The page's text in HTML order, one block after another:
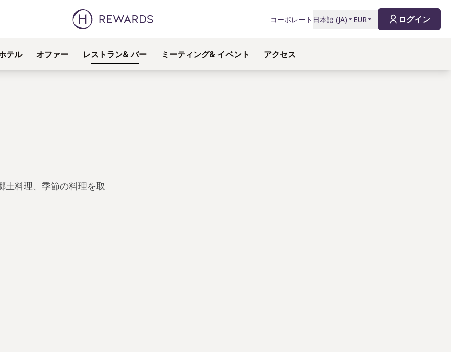
コーポレート 日本語 (JA) EUR ログイン
テル オファー レストラン& バー ミーティング& イベント アクセス
土料理、季節の料理を取